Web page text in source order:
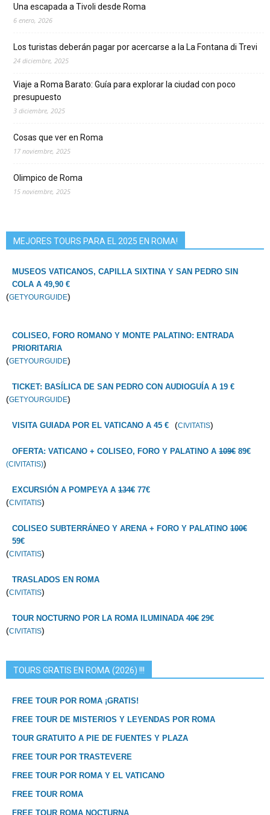
Una escapada a Tivoli desde Roma
6 enero, 2026
Los turistas deberán pagar por acercarse a la La Fontana di Trevi
24 diciembre, 2025
Viaje a Roma Barato: Guía para explorar la ciudad con poco
presupuesto
3 diciembre, 2025
Cosas que ver en Roma
17 noviembre, 2025
Olimpico de Roma
15 noviembre, 2025
MEJORES TOURS PARA EL 2025 EN ROMA!
MUSEOS VATICANOS, CAPILLA SIXTINA Y SAN PEDRO SIN
COLA A 49,90 €
(GETYOURGUIDE)
COLISEO, FORO ROMANO Y MONTE PALATINO: ENTRADA
PRIORITARIA
(GETYOURGUIDE)
TICKET: BASÍLICA DE SAN PEDRO CON AUDIOGUÍA A 19 €
(GETYOURGUIDE)
VISITA GUIADA POR EL VATICANO A 45 € (CIVITATIS)
OFERTA: VATICANO + COLISEO, FORO Y PALATINO A 109€ 89€
(CIVITATIS))
EXCURSIÓN A POMPEYA A 134€ 77€
(CIVITATIS)
COLISEO SUBTERRÁNEO Y ARENA + FORO Y PALATINO 100€
59€
(CIVITATIS)
TRASLADOS EN ROMA
(CIVITATIS)
TOUR NOCTURNO POR LA ROMA ILUMINADA 40€ 29€
(CIVITATIS)
TOURS GRATIS EN ROMA (2026) !!!
FREE TOUR POR ROMA ¡GRATIS!
FREE TOUR DE MISTERIOS Y LEYENDAS POR ROMA
TOUR GRATUITO A PIE DE FUENTES Y PLAZA
FREE TOUR POR TRASTEVERE
FREE TOUR POR ROMA Y EL VATICANO
FREE TOUR ROMA
FREE TOUR ROMA NOCTURNA